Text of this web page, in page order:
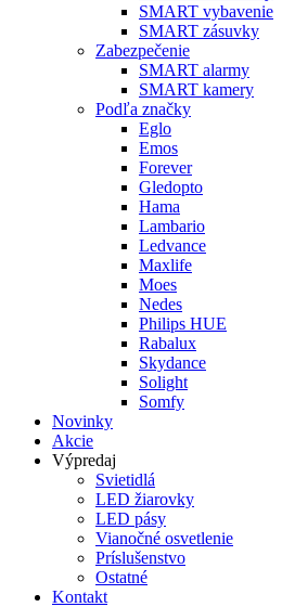
SMART vybavenie
SMART zásuvky
Zabezpečenie
SMART alarmy
SMART kamery
Podľa značky
Eglo
Emos
Forever
Gledopto
Hama
Lambario
Ledvance
Maxlife
Moes
Nedes
Philips HUE
Rabalux
Skydance
Solight
Somfy
Novinky
Akcie
Výpredaj
Svietidlá
LED žiarovky
LED pásy
Vianočné osvetlenie
Príslušenstvo
Ostatné
Kontakt